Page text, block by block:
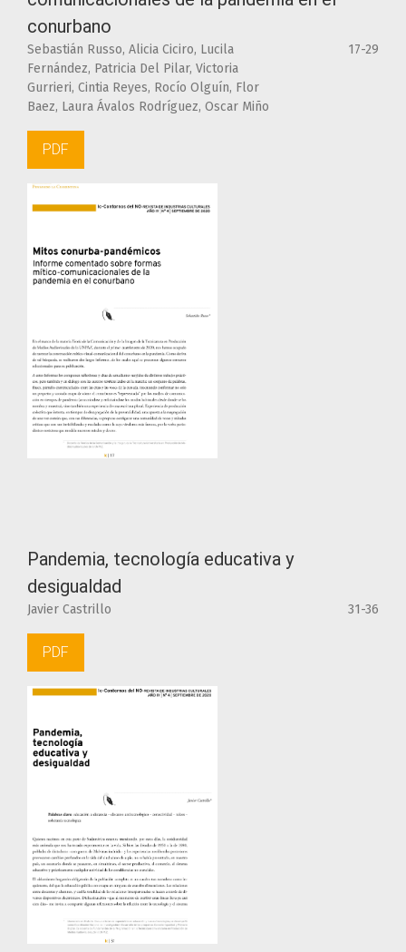
conurbano
Sebastián Russo, Alicia Ciciro, Lucila
Fernández, Patricia Del Pilar, Victoria
Gurrieri, Cintia Reyes, Rocío Olguín, Flor
Baez, Laura Ávalos Rodríguez, Oscar Miño
17-29
PDF
Pandemia, tecnología educativa y
desigualdad
Javier Castrillo 31-36
PDF